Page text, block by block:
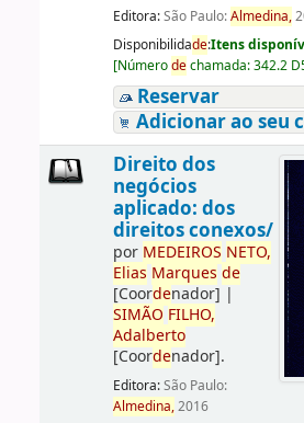
Editora:São Paulo:Almedina,
Disponibilidade:Itens
[Númerodechamada:342.2
Reservar
Adicionar ao seu
Direito dos
negócios
aplicado: dos
direitos conexos/
por MEDEIROS NETO,
Elias Marques de
[Coordenador] |
SIMÃO FILHO,
Adalberto
[Coordenador].
Editora:São Paulo:
Almedina,2016